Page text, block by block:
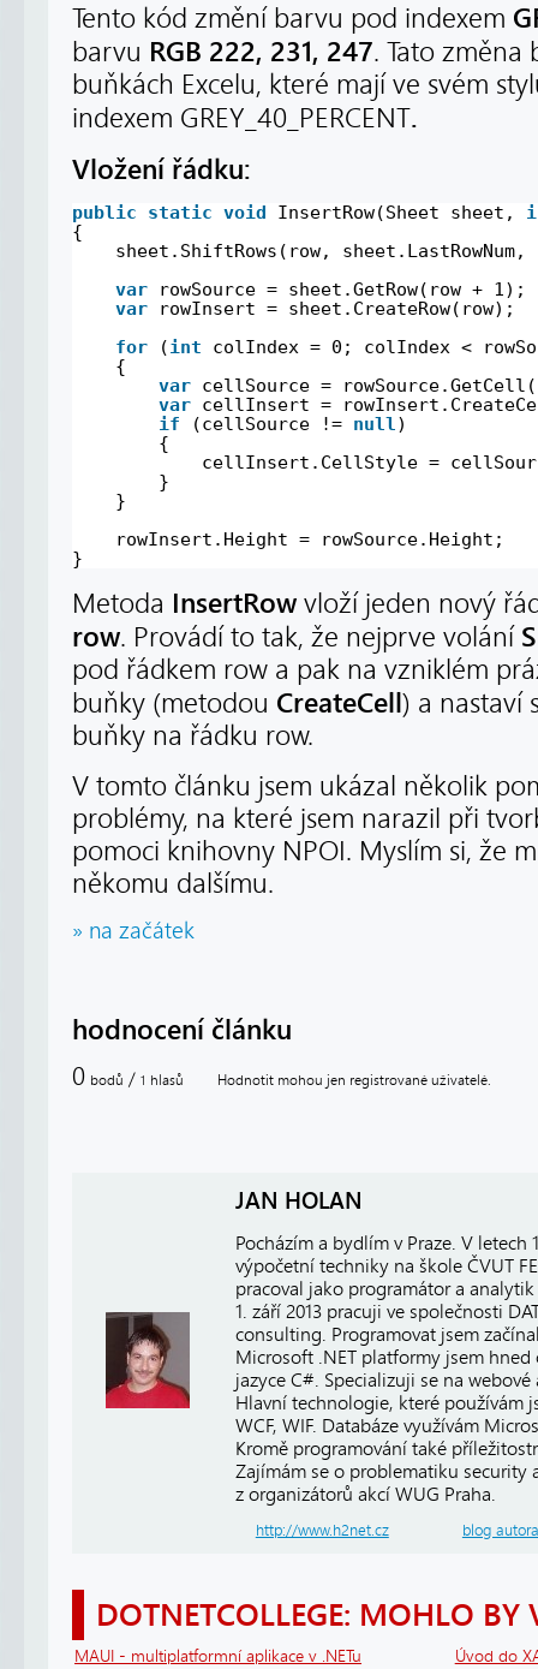
Tento kód změní barvu pod indexem
barvu RGB 222, 231, 247. Tato změna
buňkách Excelu, které mají ve svém
indexem GREY_40_PERCENT.
Vložení řádku:
public static void InsertRow(Sheet sheet,
{
sheet.ShiftRows(row,
var
rowSource = sheet.GetRow(row + 1);
var
rowInsert = sheet.CreateRow(row);
for
(int
colIndex = 0; colIndex <
{
var cellSource =
var cellInsert =
if
(cellSource != null)
{
cellInsert.CellStyle =
}
}
rowInsert.Height = rowSource.Height;
}
Metoda InsertRow vloží jeden nový
row. Provádí to tak, že nejprve volání
pod řádkem row a pak na vzniklém
buňky (metodou CreateCell) a nastaví
buňky na řádku row.
V tomto článku jsem ukázal několik
problémy, na které jsem narazil při
pomoci knihovny NPOI. Myslím si, že
někomu dalšímu.
» na začátek
hodnocení článku
0 bodů / 1 hlasů Hodnotit mohou jen registrované uživatelé.
JAN HOLAN
Pocházím a bydlím v Praze. V letech
výpočetní techniky na škole ČVUT
pracoval jako programátor a
1. září 2013 pracuji ve společnosti
consulting. Programovat jsem
Microsoft .NET platformy jsem
jazyce C#. Specializuji se na
Hlavní technologie, které používám
WCF, WIF. Databáze využívám
Kromě programování také
Zajímám se o problematiku security
z organizátorů akcí WUG Praha.
http://www.h2net.cz blog autora
DOTNETCOLLEGE: MOHLO BY
MAUI - multiplatformní aplikace v .NETu Úvod do